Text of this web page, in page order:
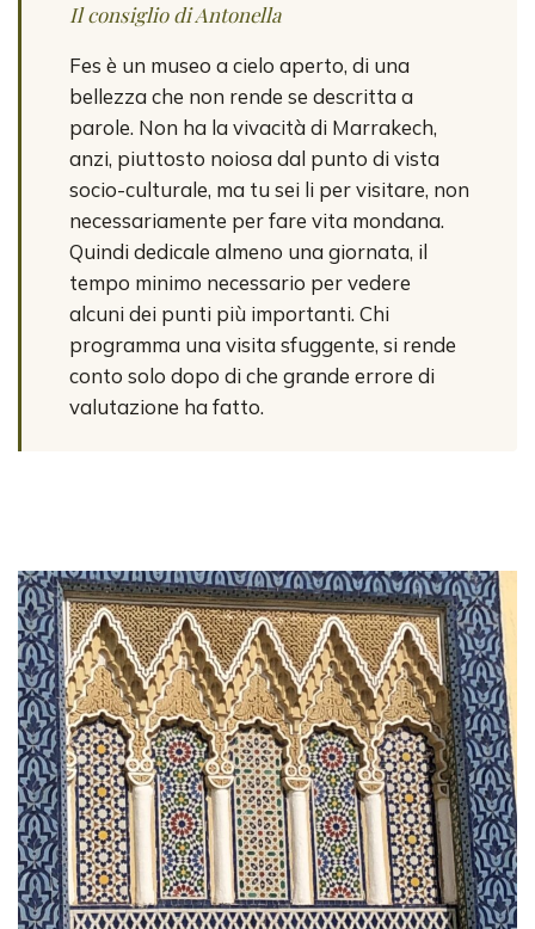
Il consiglio di Antonella
Fes è un museo a cielo aperto, di una
bellezza che non rende se descritta a
parole. Non ha la vivacità di Marrakech,
anzi, piuttosto noiosa dal punto di vista
socio-culturale, ma tu sei li per visitare, non
necessariamente per fare vita mondana.
Quindi dedicale almeno una giornata, il
tempo minimo necessario per vedere
alcuni dei punti più importanti. Chi
programma una visita sfuggente, si rende
conto solo dopo di che grande errore di
valutazione ha fatto.